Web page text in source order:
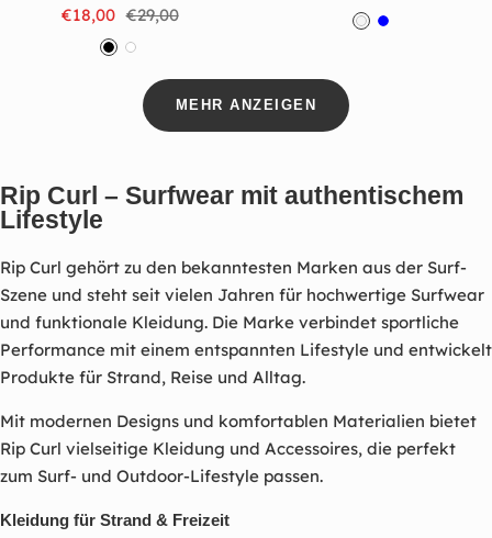
Angebotspreis
€18,00 Regulärer
Preis
€29,00
S
r
W
Preis
W B
MEHR ANZEIGEN
Rip Curl – Surfwear mit authentischem
Lifestyle
Rip Curl gehört zu den bekanntesten Marken aus der Surf-
Szene und steht seit vielen Jahren für hochwertige Surfwear
und funktionale Kleidung. Die Marke verbindet sportliche
Performance mit einem entspannten Lifestyle und entwickelt
Produkte für Strand, Reise und Alltag.
Mit modernen Designs und komfortablen Materialien bietet
Rip Curl vielseitige Kleidung und Accessoires, die perfekt
zum Surf- und Outdoor-Lifestyle passen.
Kleidung für Strand & Freizeit